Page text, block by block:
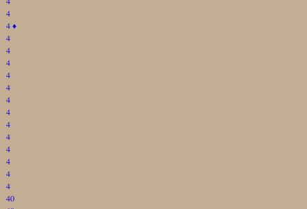
4
4♦
4
4
4
4
4
4
4
4
4
4
4
4
4
40